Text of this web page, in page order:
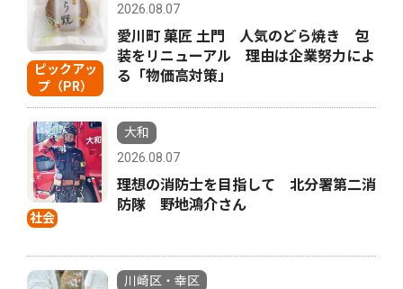
ピックアッ
プ（PR）
2026.08.07
愛川町 菓匠 土門 人気のどら焼き 包
装をリニューアル 理由は企業努力によ
る「物価高対策」
社会
大和
2026.08.07
理想の消防士を目指して 北分署第二消
防隊 野地鴻介さん
川崎区・幸区